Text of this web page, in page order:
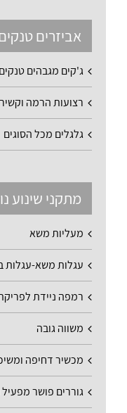
אביזרים
ג'קים מגבהים טנקים
רצועות הרמה
גלגלים מכל הסוגים
מתקני שינוע
מעליות משא
עגלות משא-עגלות
רמפה ניידת
משווה גובה
מכשיר דחיפה
גוררים פושר